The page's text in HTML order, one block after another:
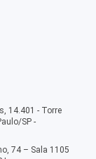
14.401 - Torre
SP -
74 – Sala 1105